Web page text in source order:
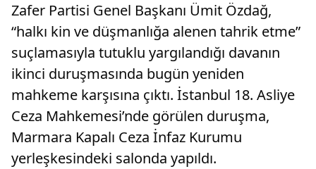
Zafer Partisi Genel Başkanı Ümit Özdağ,
“halkı kin ve düşmanlığa alenen tahrik etme”
suçlamasıyla tutuklu yargılandığı davanın
ikinci duruşmasında bugün yeniden
mahkeme karşısına çıktı. İstanbul 18. Asliye
Ceza Mahkemesi’nde görülen duruşma,
Marmara Kapalı Ceza İnfaz Kurumu
yerleşkesindeki salonda yapıldı.